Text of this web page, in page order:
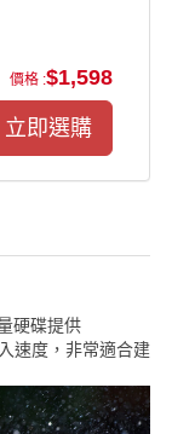
價格 :$1,598
硬碟提供
速度，非常適合建